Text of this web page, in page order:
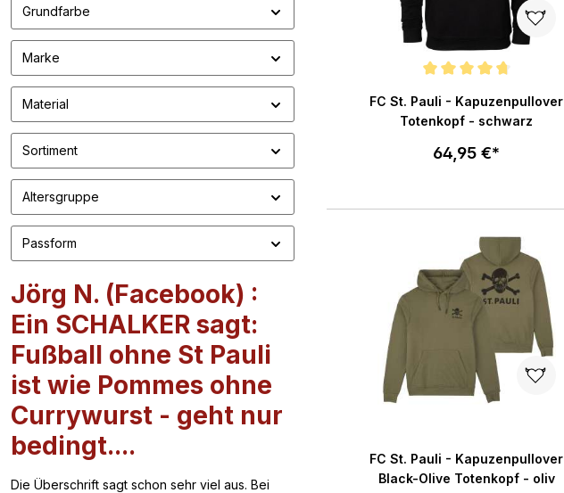
Grundfarbe
Marke
Material
Sortiment
Altersgruppe
Passform
Jörg N. (Facebook) :
Ein SCHALKER sagt:
Fußball ohne St Pauli
ist wie Pommes ohne
Currywurst - geht nur
bedingt....
Die Überschrift sagt schon sehr viel aus. Bei
FC St. Pauli - Kapuzenpullover
Totenkopf - schwarz
64,95 €*
In den Warenkorb
FC St. Pauli - Kapuzenpullover
Black-Olive Totenkopf - oliv